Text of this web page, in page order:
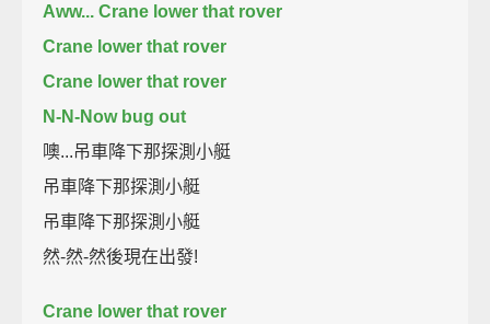
Aww... Crane lower that rover
Crane lower that rover
Crane lower that rover
N-N-Now bug out
噢...吊車降下那探測小艇
吊車降下那探測小艇
吊車降下那探測小艇
然-然-然後現在出發!
Crane lower that rover